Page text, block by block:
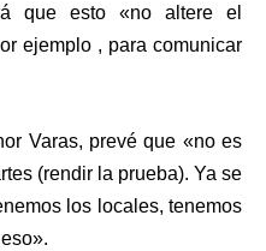
que esto «no altere el
ejemplo , para comunicar
Varas, prevé que «no es
(rendir la prueba). Ya se
los locales, tenemos